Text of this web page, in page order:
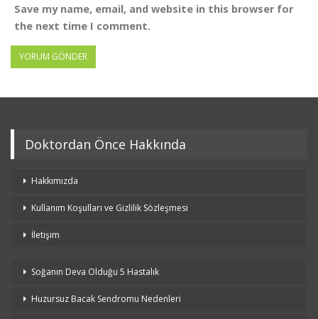
Save my name, email, and website in this browser for
the next time I comment.
Doktordan Önce Hakkında
Hakkımızda
Kullanım Koşulları ve Gizlilik Sözleşmesi
İletişim
Soğanın Deva Olduğu 5 Hastalık
Huzursuz Bacak Sendromu Nedenleri